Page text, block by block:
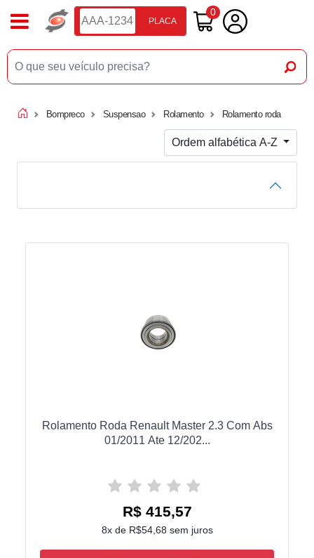
PLACA
0
Bompreco Suspensao Rolamento Rolamento roda
Ordem alfabética A-Z
Rolamento Roda Renault Master 2.3 Com Abs
01/2011 Ate 12/202...
R$ 415,57
8x de R$54,68 sem juros